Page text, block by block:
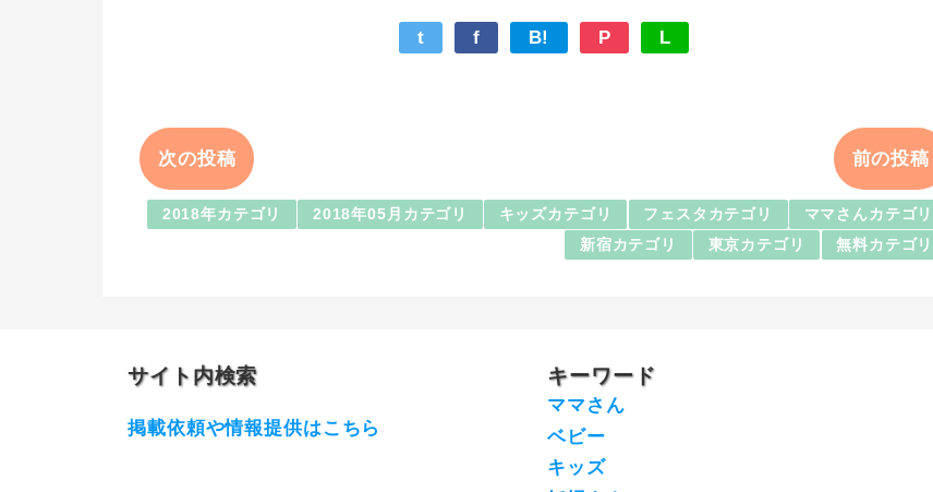
t f B! P L
次の投稿 前の投稿
2018年カテゴリ 2018年05月カテゴリ キッズカテゴリ フェスタカテゴリ
ママさんカテゴリ
新宿カテゴリ
東京カテゴリ 無料カテゴリ
サイト内検索
掲載依頼や情報提供はこちら
キーワード
ママさん
ベビー
キッズ